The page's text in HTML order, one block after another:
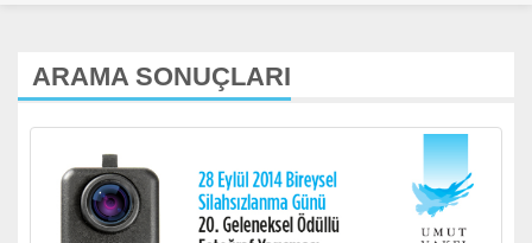
ARAMA SONUÇLARI